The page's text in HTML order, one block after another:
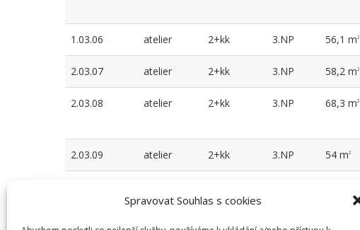
Spravovat Souhlas s cookies
1.03.06 atelier 2+kk 3.NP 56,1 m2
2.03.07 atelier 2+kk 3.NP 58,2 m2
2.03.08 atelier 2+kk 3.NP 68,3 m2
2.03.09 atelier 2+kk 3.NP 54 m2